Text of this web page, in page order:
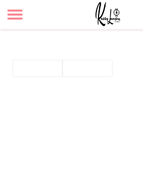
Toggle
navigation